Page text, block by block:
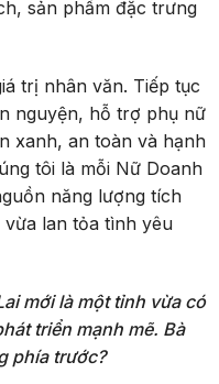
sản phẩm đặc trưng
trị nhân văn. Tiếp tục
nguyện, hỗ trợ phụ nữ
xanh, an toàn và hạnh
tôi là mỗi Nữ Doanh
năng lượng tích
lan tỏa tình yêu
mới là một tỉnh vừa có
triển mạnh mẽ. Bà
phía trước?